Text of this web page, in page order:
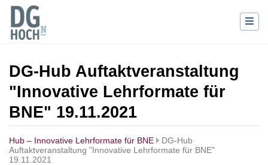
DG-Hub Auftaktveranstaltung
"Innovative Lehrformate für
BNE" 19.11.2021
Hub – Innovative Lehrformate für BNE
DG-Hub
Auftaktveranstaltung "Innovative Lehrformate für BNE"
19.11.2021